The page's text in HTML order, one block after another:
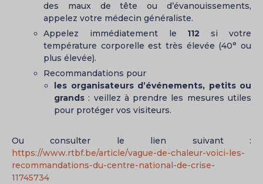
des maux de tête ou d’évanouissements,
appelez votre médecin généraliste.
Appelez immédiatement le 112si votre
température corporelle est très élevée (40° ou
plus élevée).
Recommandations pour
les organisateurs d’événements, petits ou
grands : veillez à prendre les mesures utiles
pour protéger vos visiteurs.
Ou consulter le lien suivant :
https://www.rtbf.be/article/vague-de-chaleur-voici-les-
recommandations-du-centre-national-de-crise-
11745734